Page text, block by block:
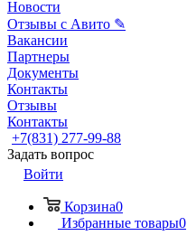
Новости
Отзывы с Авито ✎
Вакансии
Партнеры
Документы
Контакты
Отзывы
Контакты
+7(831) 277-99-88
Задать вопрос
Войти
Корзина0
Избранные товары0